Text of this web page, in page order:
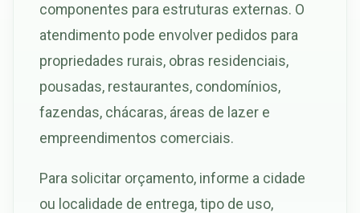
componentes para estruturas externas. O
atendimento pode envolver pedidos para
propriedades rurais, obras residenciais,
pousadas, restaurantes, condomínios,
fazendas, chácaras, áreas de lazer e
empreendimentos comerciais.
Para solicitar orçamento, informe a cidade
ou localidade de entrega, tipo de uso,